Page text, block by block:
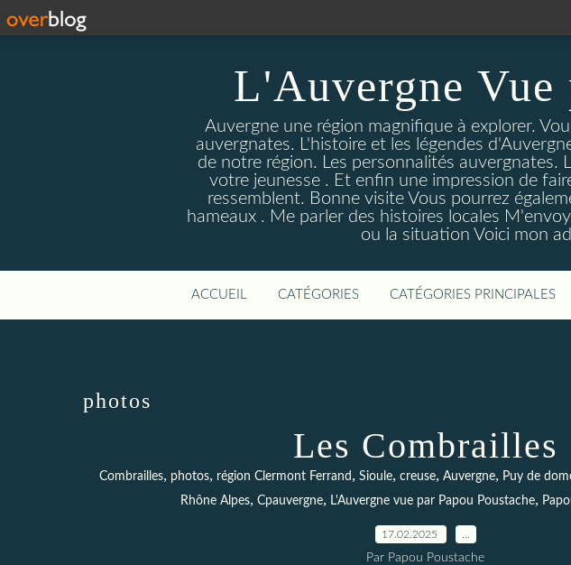
L'Auvergne Vue
Auvergne une région magnifique à explorer.
auvergnates. L'histoire et les légendes
de notre région. Les personnalités
votre jeunesse . Et enfin une impression de
ressemblent. Bonne visite Vous pourrez
hameaux . Me parler des histoires locales
ou la situation Voici mon
ACCUEIL CATÉGORIES CATÉGORIES PRINCIPALES
photos
Les Combrailles
Combrailles, photos, région Clermont Ferrand , Sioule, creuse, Auvergne, Puy de
Rhône Alpes, Cpauvergne, L'Auvergne vue par Papou Poustache,
17.02.2025
Par Papou Poustache